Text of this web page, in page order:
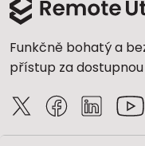
Funkčně bohatý a
přístup za dostupnou